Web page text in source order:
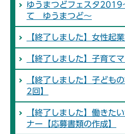
ゆうまつどフェスタ2019
て ゆうまつど～
【終了しました】女性起
【終了しました】子育て
【終了しました】子ども
2回】
【終了しました】働きた
ナー【応募書類の作成】